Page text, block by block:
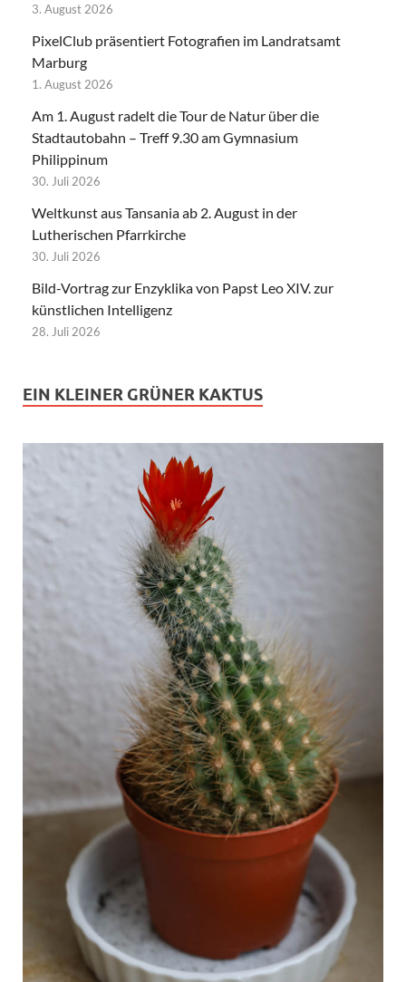
3. August 2026
PixelClub präsentiert Fotografien im Landratsamt
Marburg
1. August 2026
Am 1. August radelt die Tour de Natur über die
Stadtautobahn – Treff 9.30 am Gymnasium
Philippinum
30. Juli 2026
Weltkunst aus Tansania ab 2. August in der
Lutherischen Pfarrkirche
30. Juli 2026
Bild-Vortrag zur Enzyklika von Papst Leo XIV. zur
künstlichen Intelligenz
28. Juli 2026
EIN KLEINER GRÜNER KAKTUS